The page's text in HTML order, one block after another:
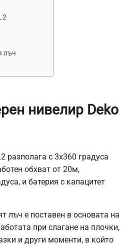
лъч
нивелир Deko
разполага с 3х360 градуса
обхват от 20м,
и батерия с капацитет
лъч е поставен в основата на
при слагане на плочки,
и други моменти, в който